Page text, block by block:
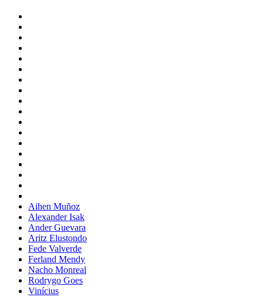
Aihen Muñoz
Alexander Isak
Ander Guevara
Aritz Elustondo
Fede Valverde
Ferland Mendy
Nacho Monreal
Rodrygo Goes
Vinícius